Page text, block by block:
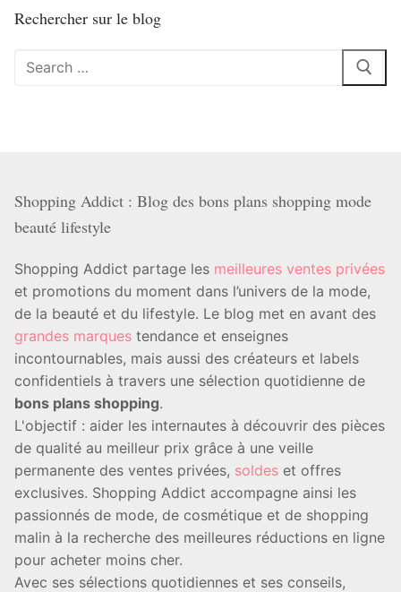
Rechercher sur le blog
Rechercher
Shopping Addict : Blog des bons plans shopping mode
beauté lifestyle
Shopping Addict partage les meilleures ventes privées
et promotions du moment dans l’univers de la mode,
de la beauté et du lifestyle. Le blog met en avant des
grandes marques tendance et enseignes
incontournables, mais aussi des créateurs et labels
confidentiels à travers une sélection quotidienne de
bons plans shopping.
L'objectif : aider les internautes à découvrir des pièces
de qualité au meilleur prix grâce à une veille
permanente des ventes privées, soldes et offres
exclusives. Shopping Addict accompagne ainsi les
passionnés de mode, de cosmétique et de shopping
malin à la recherche des meilleures réductions en ligne
pour acheter moins cher.
Avec ses sélections quotidiennes et ses conseils,